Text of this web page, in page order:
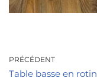
PRÉCÉDENT
Table basse en rotin